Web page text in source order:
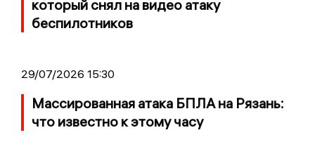
который снял на видео атаку
беспилотников
29/07/2026 15:30
Массированная атака БПЛА на Рязань:
что известно к этому часу